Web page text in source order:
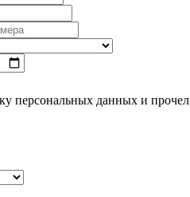
персональных данных и прочел